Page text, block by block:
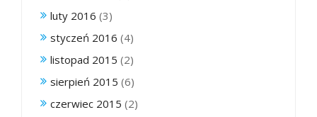
luty 2016 (3)
styczeń 2016 (4)
listopad 2015 (2)
sierpień 2015 (6)
czerwiec 2015 (2)